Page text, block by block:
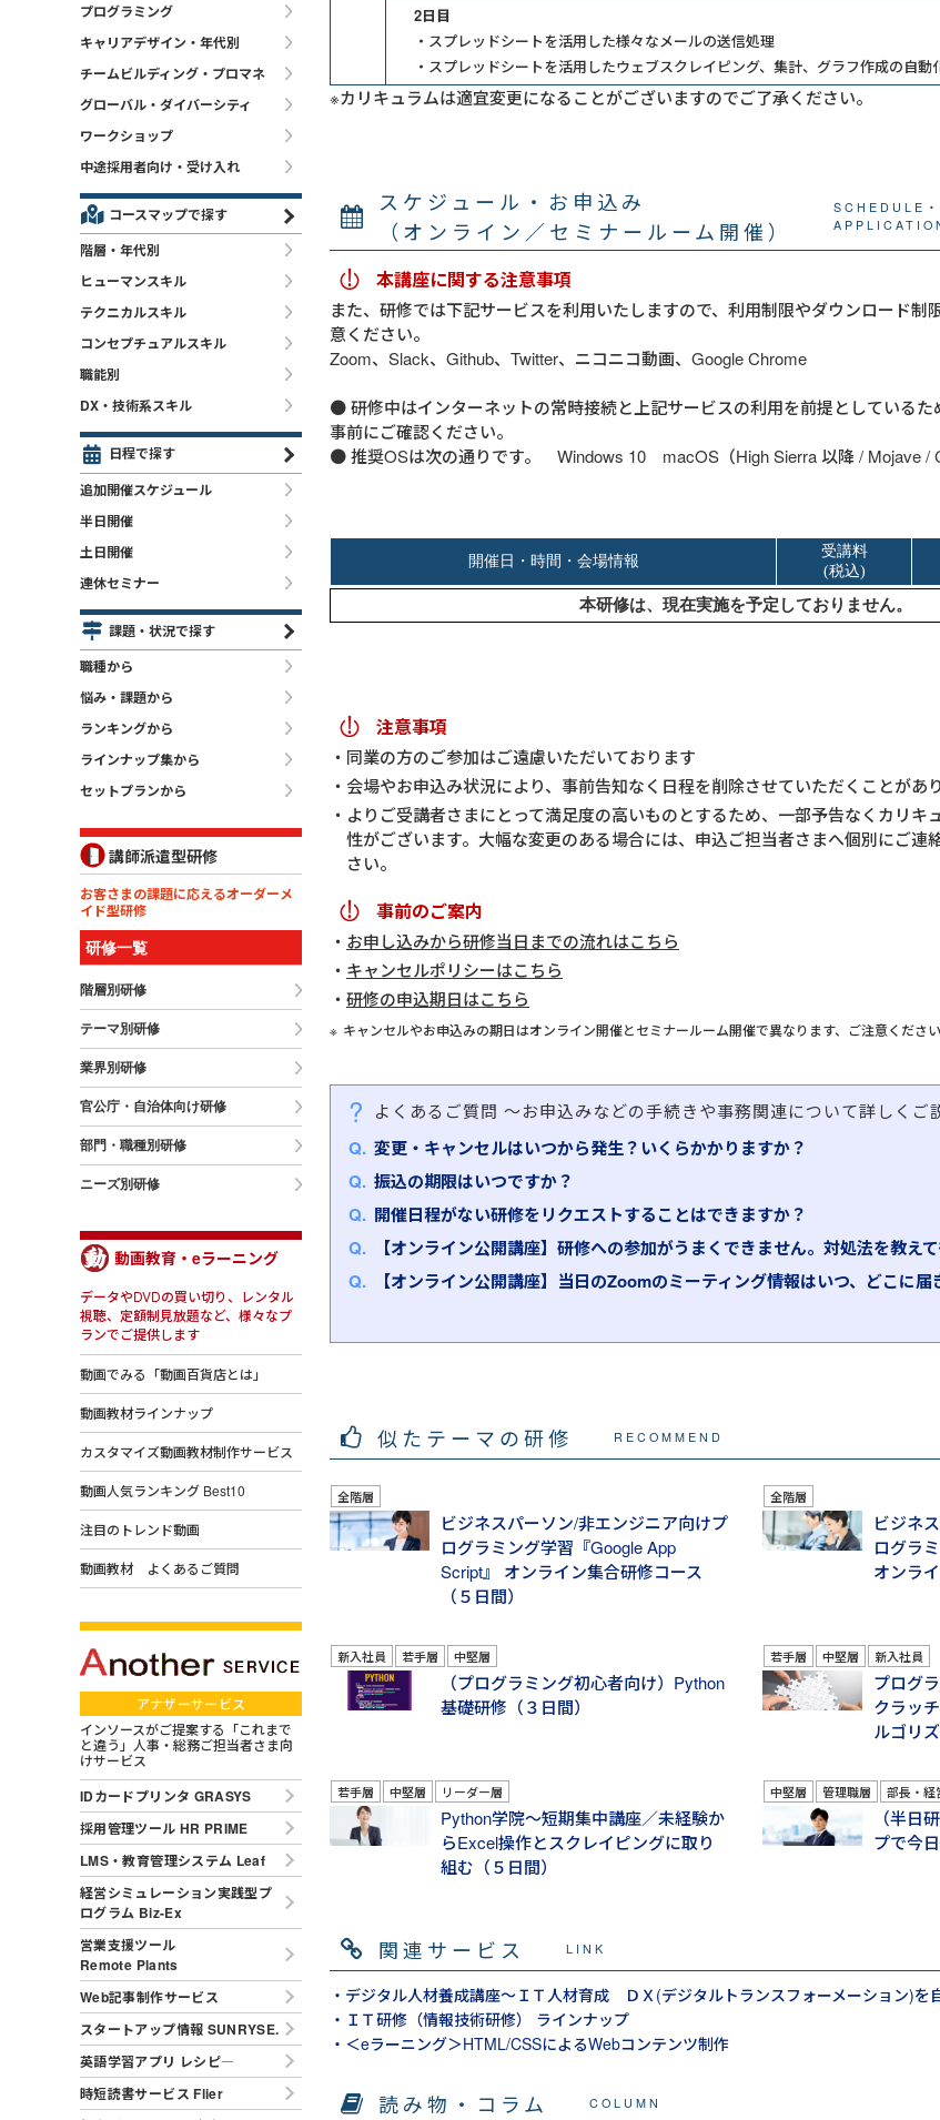
2日目
・スプレッドシートを活用した様々なメールの送信処理
・スプレッドシートを活用したウェブスクレイピング、集計、グラフ作成の自動
※カリキュラムは適宜変更になることがございますのでご了承ください。
スケジュール・お申込み
（オンライン／セミナールーム開催）
SCHEDULE・
本講座に関する注意事項
また、研修では下記サービスを利用いたしますので、利用制限やダウンロード制
意ください。
Zoom、Slack、Github、Twitter、ニコニコ動画、Google Chrome
● 研修中はインターネットの常時接続と上記サービスの利用を前提としている
事前にご確認ください。
● 推奨OSは次の通りです。 Windows 10 macOS（High Sierra 以降 / Mojave /
注意事項
同業の方のご参加はご遠慮いただいております
会場やお申込み状況により、事前告知なく日程を削除させていただくことがあ
よりご受講者さまにとって満足度の高いものとするため、一部予告なくカリキ
性がございます。大幅な変更のある場合には、申込ご担当者さまへ個別にご連
さい。
事前のご案内
お申し込みから研修当日までの流れはこちら
キャンセルポリシーはこちら
研修の申込期日はこちら
キャンセルやお申込みの期日はオンライン開催とセミナールーム開催で異なります、ご注意ください
よくあるご質問 ～お申込みなどの手続きや事務関連について詳しくご
変更・キャンセルはいつから発生？いくらかかりますか？
振込の期限はいつですか？
開催日程がない研修をリクエストすることはできますか？
【オンライン公開講座】研修への参加がうまくできません。対処法を教え
【オンライン公開講座】当日のZoomのミーティング情報はいつ、どこに届
似たテーマの研修 RECOMMEND
全階層
ビジネスパーソン/非エンジニア向けプ
ログラミング学習『Google App
Script』 オンライン集合研修コース
（５日間）
全階層
ビジネ
ログラ
オンラ
新入社員 若手層 中堅層
（プログラミング初心者向け）Python
基礎研修（３日間）
若手層 中堅層 新入社員
プログ
クラッ
ルゴリ
若手層 中堅層 リーダー層
Python学院～短期集中講座／未経験か
らExcel操作とスクレイピングに取り
組む（５日間）
中堅層 管理職層 部長・経
（半日
プで今
関連サービス LINK
・デジタル人材養成講座～ＩＴ人材育成 ＤＸ(デジタルトランスフォーメーション)を
・ＩＴ研修（情報技術研修） ラインナップ
・＜eラーニング＞HTML/CSSによるWebコンテンツ制作
読み物・コラム COLUMN
プログラミング
キャリアデザイン・年代別
チームビルディング・プロマネ
グローバル・ダイバーシティ
ワークショップ
中途採用者向け・受け入れ
コースマップで探す
階層・年代別
ヒューマンスキル
テクニカルスキル
コンセプチュアルスキル
職能別
DX・技術系スキル
日程で探す
追加開催スケジュール
半日開催
土日開催
連休セミナー
課題・状況で探す
職種から
悩み・課題から
ランキングから
ラインナップ集から
セットプランから
講師派遣型研修
お客さまの課題に応えるオーダーメ
イド型研修
研修一覧
階層別研修
テーマ別研修
業界別研修
官公庁・自治体向け研修
部門・職種別研修
ニーズ別研修
動画教育・eラーニング
データやDVDの買い切り、レンタル
視聴、定額制見放題など、様々なプ
ランでご提供します
動画でみる「動画百貨店とは」
動画教材ラインナップ
カスタマイズ動画教材制作サービス
動画人気ランキング Best10
注目のトレンド動画
動画教材 よくあるご質問
アナザーサービス
インソースがご提案する「これまで
と違う」人事・総務ご担当者さま向
けサービス
IDカードプリンタ GRASYS
採用管理ツール HR PRIME
LMS・教育管理システム Leaf
経営シミュレーション実践型プ
ログラム Biz-Ex
営業支援ツール
Remote Plants
Web記事制作サービス
スタートアップ情報 SUNRYSE.
英語学習アプリ レシピ―
時短読書サービス Flier